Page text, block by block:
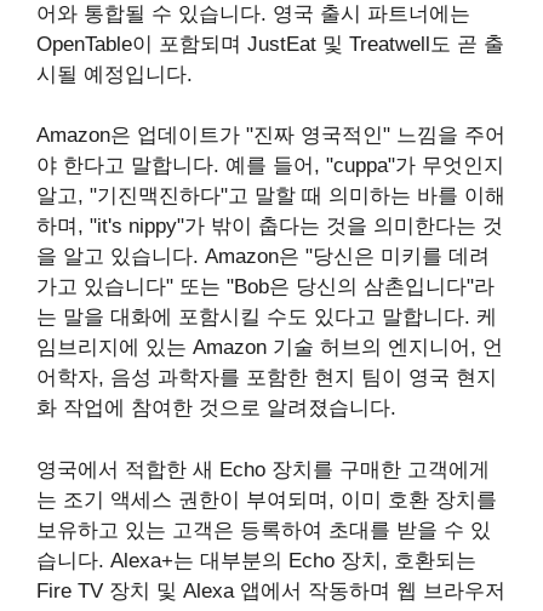
어와 통합될 수 있습니다. 영국 출시 파트너에는
OpenTable이 포함되며 JustEat 및 Treatwell도 곧 출
시될 예정입니다.
Amazon은 업데이트가 "진짜 영국적인" 느낌을 주어
야 한다고 말합니다. 예를 들어, "cuppa"가 무엇인지
알고, "기진맥진하다"고 말할 때 의미하는 바를 이해
하며, "it's nippy"가 밖이 춥다는 것을 의미한다는 것
을 알고 있습니다. Amazon은 "당신은 미키를 데려
가고 있습니다" 또는 "Bob은 당신의 삼촌입니다"라
는 말을 대화에 포함시킬 수도 있다고 말합니다. 케
임브리지에 있는 Amazon 기술 허브의 엔지니어, 언
어학자, 음성 과학자를 포함한 현지 팀이 영국 현지
화 작업에 참여한 것으로 알려졌습니다.
영국에서 적합한 새 Echo 장치를 구매한 고객에게
는 조기 액세스 권한이 부여되며, 이미 호환 장치를
보유하고 있는 고객은 등록하여 초대를 받을 수 있
습니다. Alexa+는 대부분의 Echo 장치, 호환되는
Fire TV 장치 및 Alexa 앱에서 작동하며 웹 브라우저